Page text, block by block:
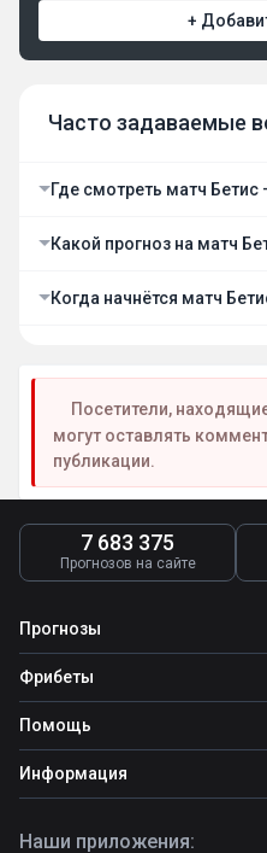
+
Часто задаваемые
Где смотреть матч Бетис
Какой прогноз на матч
Когда начнётся матч
Посетители,
могут оставлять
публикации.
7 683 375
Прогнозов на сайте
Прогнозы
Все прогнозы
Топ ставок
Прогнозы на футбол
Фрибеты
Фрибеты
Помощь
Школа ставок
Вопросы и ответы
Информация
Правила
Наши приложения: